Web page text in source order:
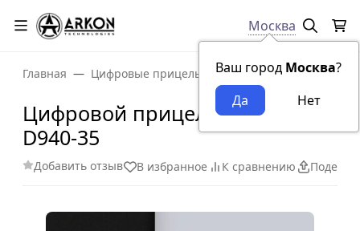
Москва
Ваш город Москва?
Главная Цифровые прицелы Цифровой прицел
Цифровой прицел Arkon Digital
D940-35
Добавить отзыв В избранное К сравнению